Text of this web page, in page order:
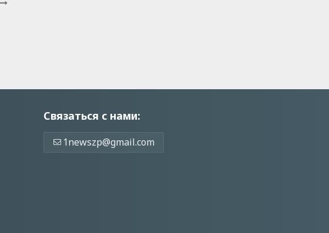
Связаться с нами:
1newszp@gmail.com